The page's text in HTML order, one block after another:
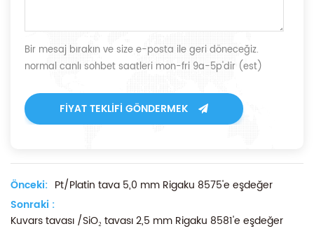
Bir mesaj bırakın ve size e-posta ile geri döneceğiz.
normal canlı sohbet saatleri mon-fri 9a-5p'dir (est)
FIYAT TEKLIFI GÖNDERMEK
Önceki: Pt/Platin tava 5,0 mm Rigaku 8575'e eşdeğer
Sonraki :
Kuvars tavası /SiO₂ tavası 2,5 mm Rigaku 8581'e eşdeğer